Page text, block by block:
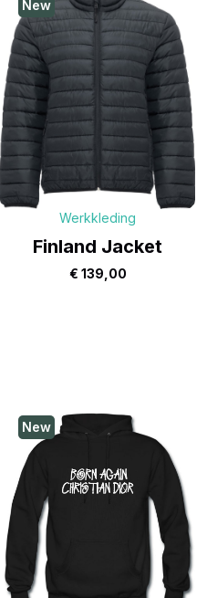
New
Werkkleding
Finland Jacket
€ 139,00
New